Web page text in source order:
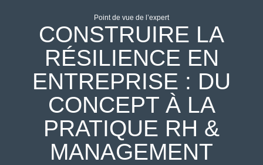
Point de vue de l’expert
CONSTRUIRE LA
RÉSILIENCE EN
ENTREPRISE : DU
CONCEPT À LA
PRATIQUE RH &
MANAGEMENT